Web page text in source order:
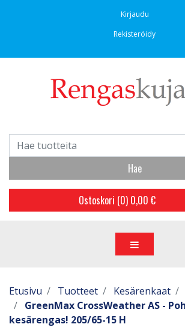
Kirjaudu
Rekisteröidy
Hae
Ostoskori (0) 0,00 €
Etusivu Tuotteet Kesärenkaat
GreenMax CrossWeather AS -
kesärengas! 205/65-15 H